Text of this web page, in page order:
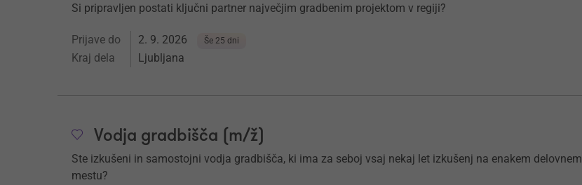
Si pripravljen postati ključni partner največjim gradbenim projektom v regiji?
Prijave do 2. 9. 2026 Še 25 dni
Kraj dela Ljubljana
Vodja gradbišča (m/ž)
Ste izkušeni in samostojni vodja gradbišča, ki ima za seboj vsaj nekaj let izkušenj na enakem delovnem
mestu?